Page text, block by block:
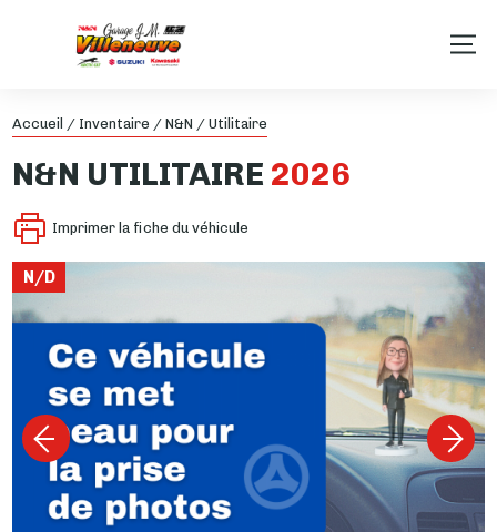
Accueil / Inventaire / N&N / Utilitaire
N&N UTILITAIRE 2026
Imprimer la fiche du véhicule
N/D